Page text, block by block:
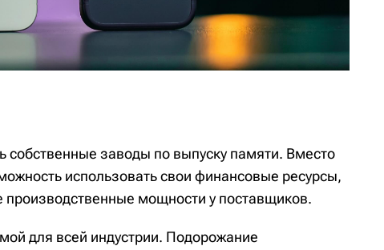
собственные заводы по выпуску памяти. Вместо
использовать свои финансовые ресурсы,
мощности у поставщиков.
для всей индустрии. Подорожание